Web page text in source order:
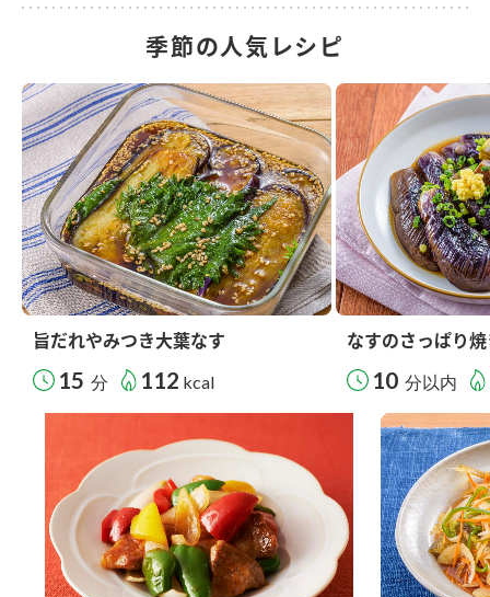
季節の人気レシピ
旨だれやみつき大葉なす
15 分 112 kcal
なすのさっぱり
10 分以内